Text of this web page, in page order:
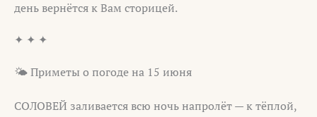
день вернётся к Вам сторицей.
✦ ✦ ✦
🌤️ Приметы о погоде на 15 июня
СОЛОВЕЙ заливается всю ночь напролёт — к тёплой,